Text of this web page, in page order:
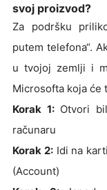
svoj proizvod?
Za podršku
putem telefona“.
u tvojoj zemlji i
Microsofta koja će
Korak 1:Otvori
računaru
Korak 2:Idi na
(Account)